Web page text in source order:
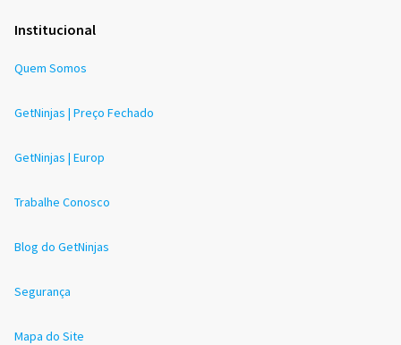
Institucional
Quem Somos
GetNinjas | Preço Fechado
GetNinjas | Europ
Trabalhe Conosco
Blog do GetNinjas
Segurança
Mapa do Site